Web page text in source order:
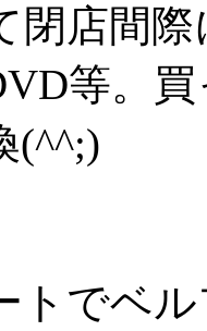
閉店間
等。
(^^;)
トでベ